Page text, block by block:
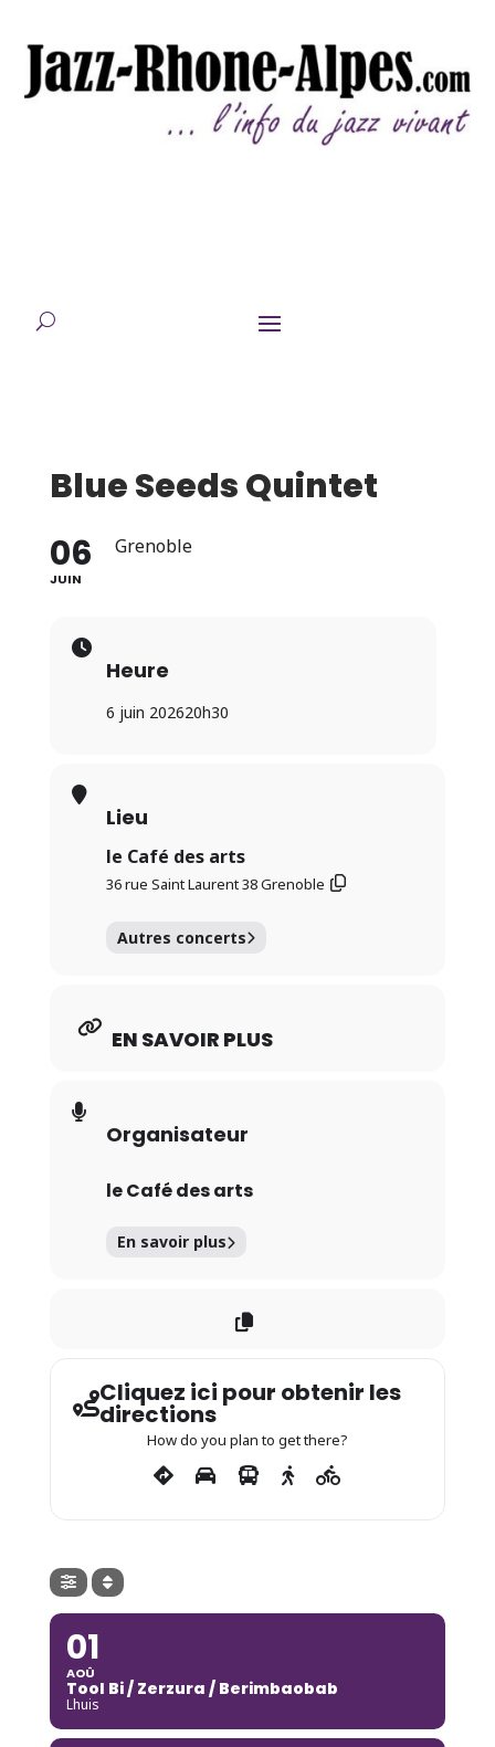
Blue Seeds Quintet
06
JUIN
Grenoble
Heure
6 juin 202620h30
Lieu
le Café des arts
36 rue Saint Laurent 38 Grenoble
Autres concerts
EN SAVOIR PLUS
Organisateur
le Café des arts
En savoir plus
Cliquez ici pour obtenir les
directions
How do you plan to get there?
01
AOÛ
Tool Bi / Zerzura / Berimbaobab
Lhuis